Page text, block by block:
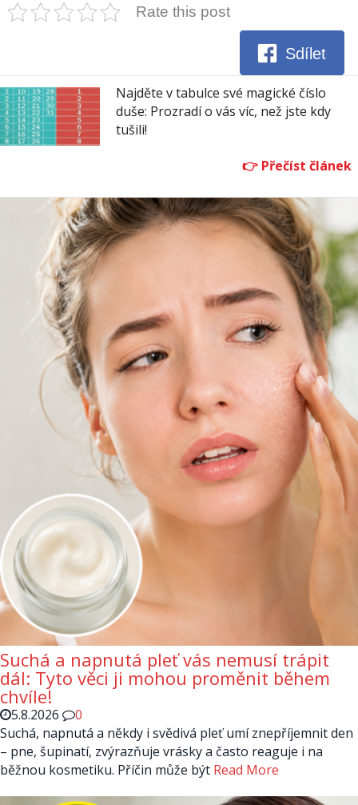
Rate this post
Sdílet
Najděte v tabulce své magické číslo
duše: Prozradí o vás víc, než jste kdy
tušili!
Suchá a napnutá pleť vás nemusí trápit
dál: Tyto věci ji mohou proměnit během
chvíle!
5.8.2026
0
Suchá, napnutá a někdy i svědivá pleť umí znepříjemnit den
– pne, šupinatí, zvýrazňuje vrásky a často reaguje i na
běžnou kosmetiku. Příčin může být Read More